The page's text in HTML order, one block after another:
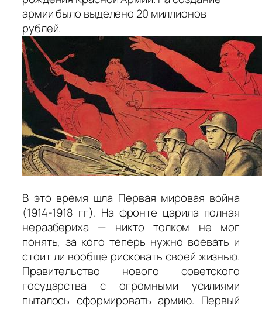
армии было выделено 20 миллионов
рублей.
В это время шла Первая мировая война
(1914-1918 гг). На фронте царила полная
неразбериха — никто толком не мог
понять, за кого теперь нужно воевать и
стоит ли вообще рисковать своей жизнью.
Правительство нового советского
государства с огромными усилиями
пыталось сформировать армию. Первый